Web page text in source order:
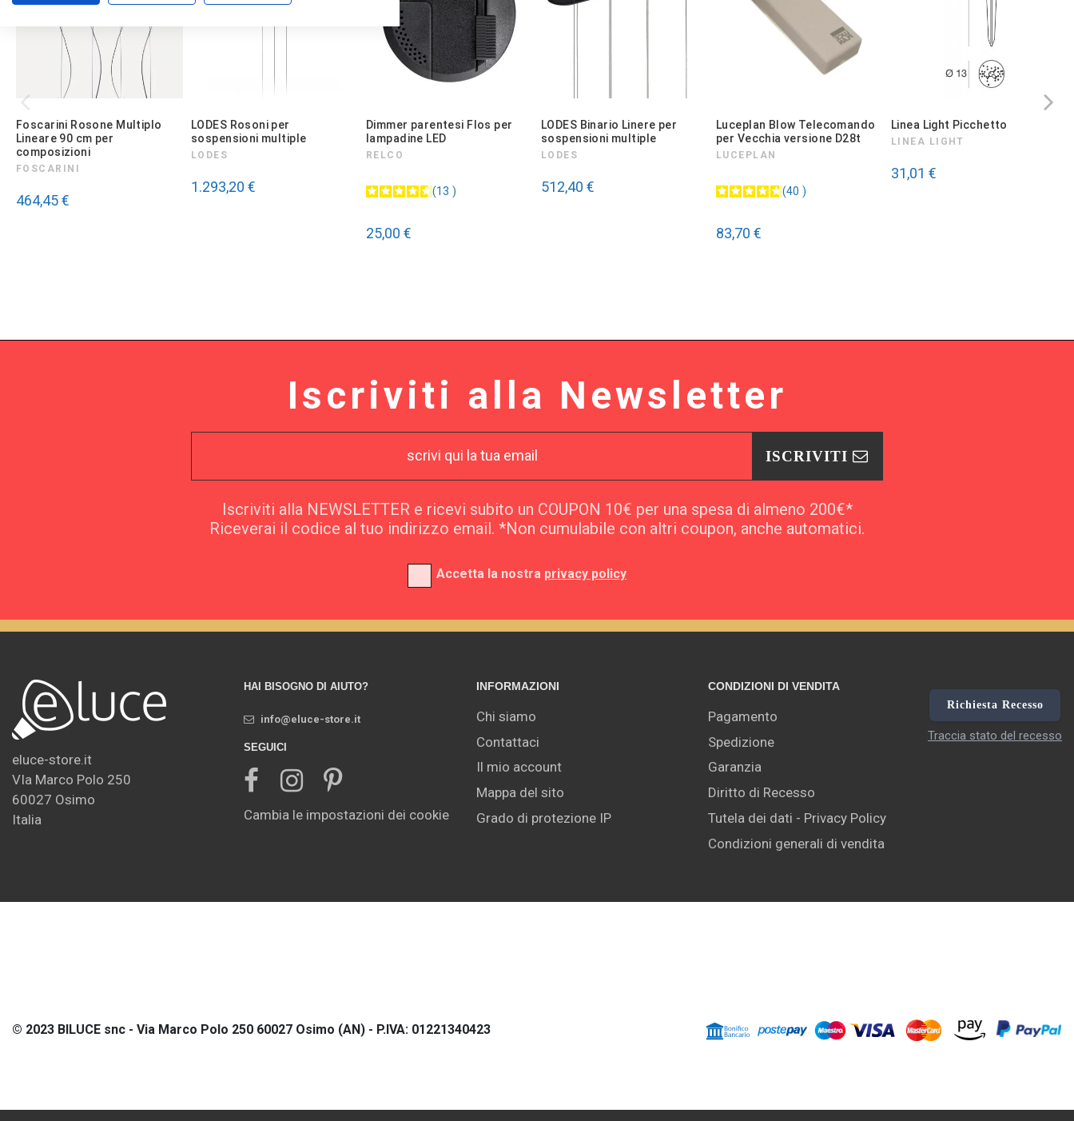
Foscarini Rosone Multiplo
Lineare 90 cm per
composizioni
FOSCARINI
464,45 €
LODES Rosoni per
sospensioni multiple
LODES
1.293,20 €
Dimmer parentesi Flos per
lampadine LED
RELCO
13
25,00 €
LODES Binario Linere per
sospensioni multiple
LODES
512,40 €
Luceplan Blow Telecomando
per Vecchia versione D28t
LUCEPLAN
40
83,70 €
Linea Light Picchetto
LINEA LIGHT
31,01 €
Iscriviti alla Newsletter
ISCRIVITI
Iscriviti alla NEWSLETTER e ricevi subito un COUPON 10€ per una spesa di almeno 200€*
Riceverai il codice al tuo indirizzo email. *Non cumulabile con altri coupon, anche automatici.
Accetta la nostra privacy policy
eluce-store.it
VIa Marco Polo 250
60027 Osimo
Italia
HAI BISOGNO DI AIUTO?
info@eluce-store.it
SEGUICI
Cambia le impostazioni dei cookie
INFORMAZIONI
Chi siamo
Contattaci
Il mio account
Mappa del sito
Grado di protezione IP
CONDIZIONI DI VENDITA
Pagamento
Spedizione
Garanzia
Diritto di Recesso
Tutela dei dati - Privacy Policy
Condizioni generali di vendita
Richiesta Recesso
Traccia stato del recesso
© 2023 BILUCE snc - Via Marco Polo 250 60027 Osimo (AN) - P.IVA: 01221340423